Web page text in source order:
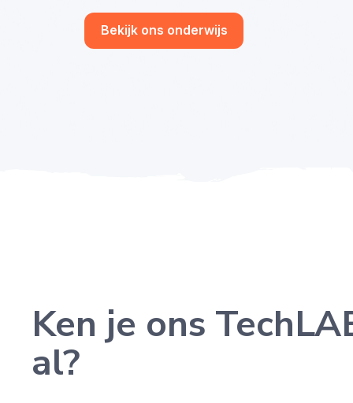
Bekijk ons onderwijs
Ken je ons
al?